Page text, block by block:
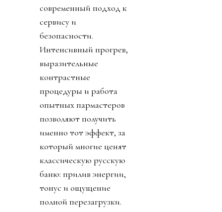
современный подход к
сервису и
безопасности.
Интенсивный прогрев,
выразительные
контрастные
процедуры и работа
опытных пармастеров
позволяют получить
именно тот эффект, за
который многие ценят
классическую русскую
баню: прилив энергии,
тонус и ощущение
полной перезагрузки.